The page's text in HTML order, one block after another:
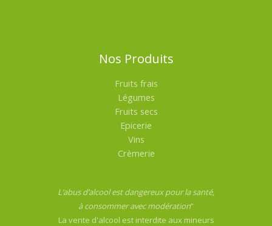
Nos Produits
Fruits frais
Légumes
Fruits secs
Epicerie
Vins
Crèmerie
L’abus d’alcool est dangereux pour la santé,
à consommer avec modération”
La vente d'alcool est interdite aux mineurs